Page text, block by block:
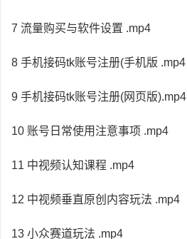
7 流量购买与软件设置 .mp4
8 手机接码tk账号注册(手机版 .mp4
9 手机接码tk账号注册(网页版).mp4
10 账号日常使用注意事项 .mp4
11 中视频认知课程 .mp4
12 中视频垂直原创内容玩法 .mp4
13 小众赛道玩法 .mp4